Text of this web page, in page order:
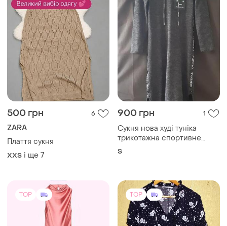
500 грн
ZARA
Плаття сукня
XХS і ще 7
900 грн 1
Сукня нова худi туніка
трикотажна спортивне
темно-сірого кольору